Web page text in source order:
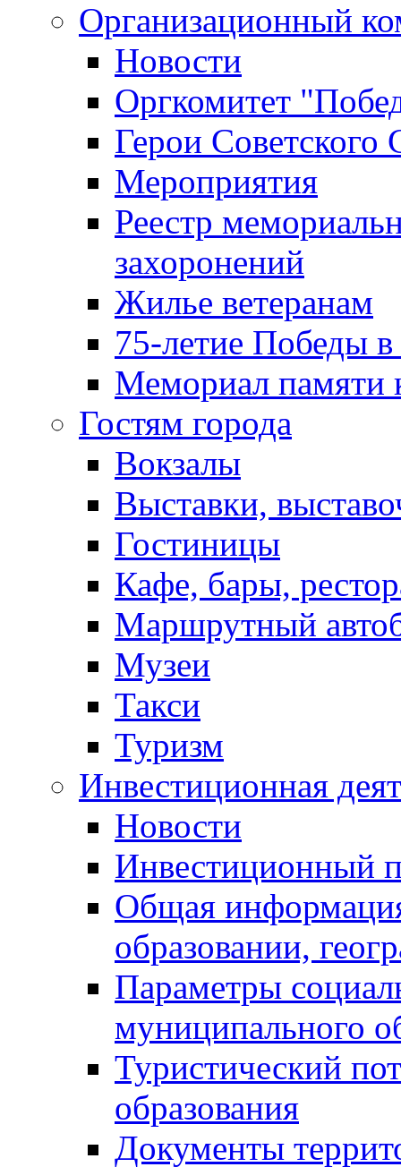
Организационный
Новости
Оргкомитет
Герои Советского
Мероприятия
Реестр
захоронений
Жилье ветеранам
75-летие Победы
Мемориал памяти
Гостям города
Вокзалы
Выставки,
Гостиницы
Кафе, бары,
Маршрутный
Музеи
Такси
Туризм
Инвестиционная
Новости
Инвестиционный
Общая
образовании,
Параметры
муниципального
Туристический
образования
Документы